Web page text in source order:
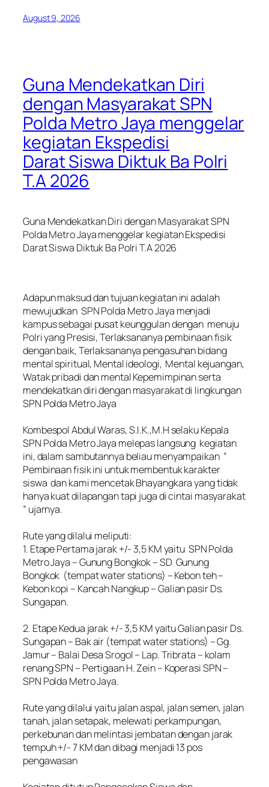
August 9, 2026
Guna Mendekatkan Diri
dengan Masyarakat SPN
Polda Metro Jaya menggelar
kegiatan Ekspedisi
Darat Siswa Diktuk Ba Polri
T.A 2026
Guna Mendekatkan Diri dengan Masyarakat SPN
Polda Metro Jaya menggelar kegiatan Ekspedisi
Darat Siswa Diktuk Ba Polri T.A 2026
‎Adapun maksud dan tujuan kegiatan ini adalah
mewujudkan SPN Polda Metro Jaya menjadi
kampus sebagai pusat keunggulan dengan menuju
Polri yang Presisi, Terlaksananya pembinaan fisik
dengan baik, Terlaksananya pengasuhan bidang
mental spiritual, Mental ideologi, Mental kejuangan,
Watak pribadi dan mental Kepemimpinan serta
mendekatkan diri dengan masyarakat di lingkungan
SPN Polda Metro Jaya
‎Kombespol Abdul Waras, S.I.K.,M.H selaku Kepala
SPN Polda Metro Jaya melepas langsung kegiatan
ini, dalam sambutannya beliau menyampaikan ”
Pembinaan fisik ini untuk membentuk karakter
siswa dan kami mencetak Bhayangkara yang tidak
hanya kuat dilapangan tapi juga di cintai masyarakat
” ujarnya.
‎Rute yang dilalui meliputi:
‎1. Etape Pertama jarak +/- 3,5 KM yaitu SPN Polda
Metro Jaya – Gunung Bongkok – SD Gunung
Bongkok (tempat water stations) – Kebon teh –
Kebon kopi – Kancah Nangkup – Galian pasir Ds.
Sungapan.
‎2. Etape Kedua jarak +/- 3,5 KM yaitu Galian pasir Ds.
Sungapan – Bak air (tempat water stations) – Gg.
Jamur – Balai Desa Srogol – Lap. Tribrata – kolam
renang SPN – Pertigaan H. Zein – Koperasi SPN –
SPN Polda Metro Jaya.
‎Rute yang dilalui yaitu jalan aspal, jalan semen, jalan
tanah, jalan setapak, melewati perkampungan,
perkebunan dan melintasi jembatan dengan jarak
tempuh +/- 7 KM dan dibagi menjadi 13 pos
pengawasan